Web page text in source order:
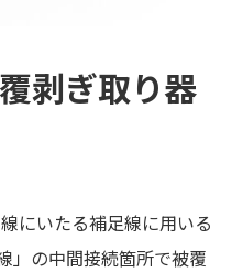
剥ぎ取り器
にいたる補足線に用いる
」の中間接続箇所で被覆